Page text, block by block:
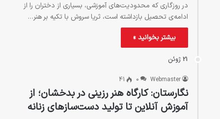
در روزگاری که محدودیت‌های آموزشی، بسیاری از دختران را از
ادامه‌ی تحصیل بازداشته است، ثریا سروش با تکیه بر هنر…
بیشتر بخوانید »
21 ژوئن
Webmaster
0
41
نگارستان: کارگاه هنر رزینی در بدخشان؛ از
آموزش آنلاین تا تولید دست‌سازهای زنانه